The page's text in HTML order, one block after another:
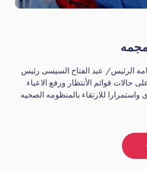
الرئيس/ عبد الفتاح السيسى رئيس
حالات قوائم الأنتظار ورفع الاعباء
للارتقاء بالمنظومه الصحيه